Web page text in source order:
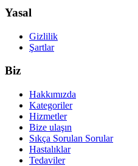
Yasal
Gizlilik
Şartlar
Biz
Hakkımızda
Kategoriler
Hizmetler
Bize ulaşın
Sıkça Sorulan Sorular
Hastalıklar
Tedaviler